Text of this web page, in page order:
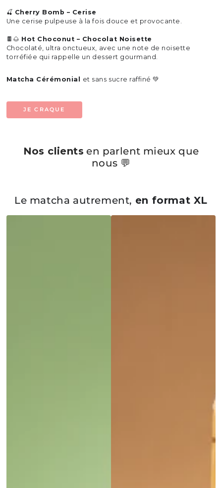
🍒 Cherry Bomb – Cerise
Une cerise pulpeuse à la fois douce et provocante.
🍫🌰 Hot Choconut – Chocolat Noisette
Chocolaté, ultra onctueux, avec une note de noisette
torréfiée qui rappelle un dessert gourmand.
Matcha Cérémonial et sans sucre raffiné 💚
JE CRAQUE
Nos clients en parlent mieux que
nous 💬
Le matcha autrement, en format XL